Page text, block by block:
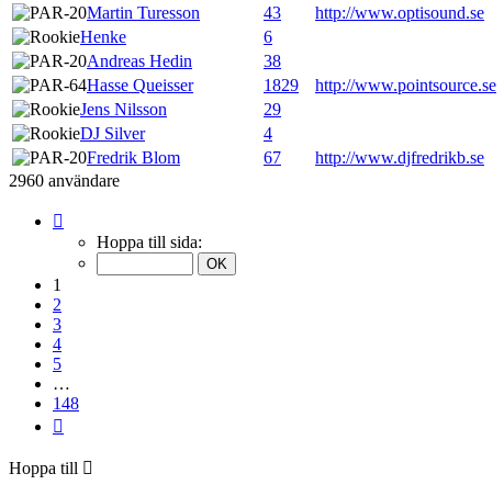
Martin Turesson
43 http://www.optisound.se
Henke
6
Andreas Hedin
38
Hasse Queisser
1829 http://www.pointsource.se
Jens Nilsson
29
DJ Silver
4
Fredrik Blom
67 http://www.djfredrikb.se
2960 användare
Hoppa till sida:
1
2
3
4
5
…
148
Hoppa till